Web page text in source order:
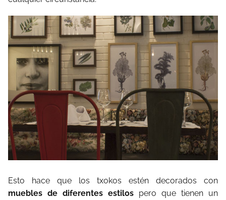
Esto hace que los txokos estén decorados con
muebles de diferentes estilos pero que tienen un